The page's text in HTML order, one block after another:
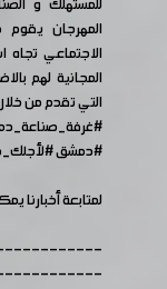
المهرجان
الاجتماعي تجاه
المجانية لهم
التي تقدم من
#دمشق
لمتابعة أخبارنا